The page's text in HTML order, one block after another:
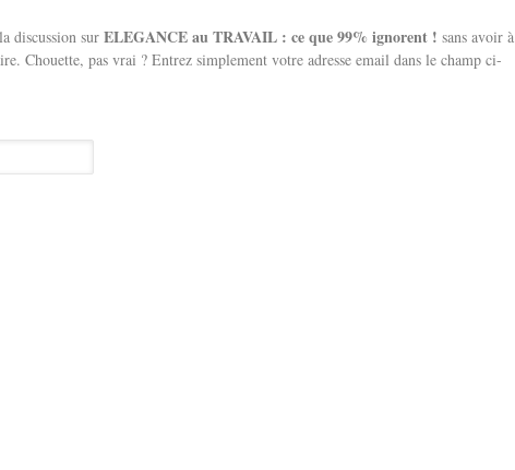
discussion sur ELEGANCE au TRAVAIL : ce que 99% ignorent ! sans avoir à
Chouette, pas vrai ? Entrez simplement votre adresse email dans le champ ci-